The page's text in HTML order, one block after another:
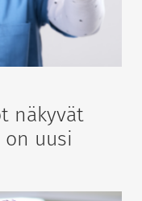
näkyvät
uusi